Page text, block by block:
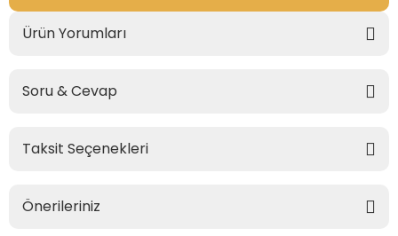
Ürün Yorumları
Soru & Cevap
Taksit Seçenekleri
Önerileriniz